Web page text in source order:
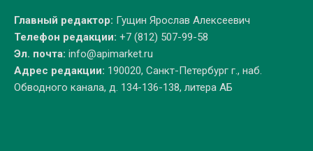
Главный редактор: Гущин Ярослав Алексеевич
Телефон редакции: +7 (812) 507-99-58
Эл. почта: info@apimarket.ru
Адрес редакции: 190020, Санкт-Петербург г., наб.
Обводного канала, д. 134-136-138, литера АБ